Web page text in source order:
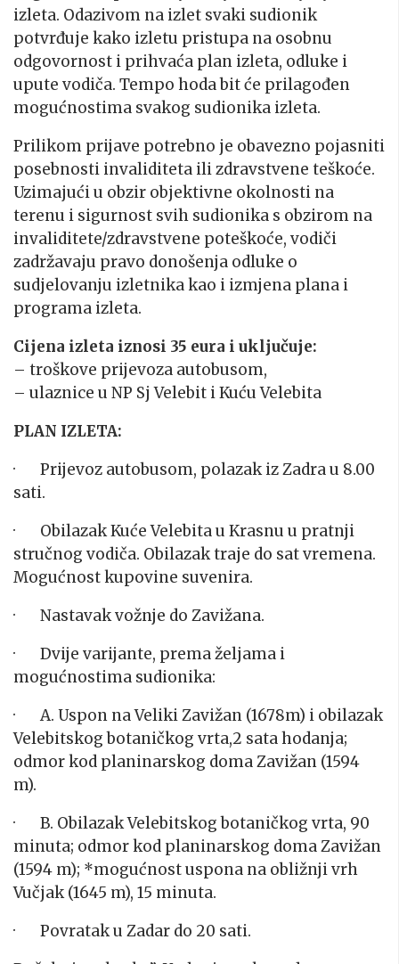
izleta. Odazivom na izlet svaki sudionik
potvrđuje kako izletu pristupa na osobnu
odgovornost i prihvaća plan izleta, odluke i
upute vodiča. Tempo hoda bit će prilagođen
mogućnostima svakog sudionika izleta.
Prilikom prijave potrebno je obavezno pojasniti
posebnosti invaliditeta ili zdravstvene teškoće.
Uzimajući u obzir objektivne okolnosti na
terenu i sigurnost svih sudionika s obzirom na
invaliditete/zdravstvene poteškoće, vodiči
zadržavaju pravo donošenja odluke o
sudjelovanju izletnika kao i izmjena plana i
programa izleta.
Cijena izleta iznosi 35 eura i uključuje:
– troškove prijevoza autobusom,
– ulaznice u NP Sj Velebit i Kuću Velebita
PLAN IZLETA:
· Prijevoz autobusom, polazak iz Zadra u 8.00
sati.
· Obilazak Kuće Velebita u Krasnu u pratnji
stručnog vodiča. Obilazak traje do sat vremena.
Mogućnost kupovine suvenira.
· Nastavak vožnje do Zavižana.
· Dvije varijante, prema željama i
mogućnostima sudionika:
· A. Uspon na Veliki Zavižan (1678m) i obilazak
Velebitskog botaničkog vrta,2 sata hodanja;
odmor kod planinarskog doma Zavižan (1594
m).
· B. Obilazak Velebitskog botaničkog vrta, 90
minuta; odmor kod planinarskog doma Zavižan
(1594 m); *mogućnost uspona na obližnji vrh
Vučjak (1645 m), 15 minuta.
· Povratak u Zadar do 20 sati.